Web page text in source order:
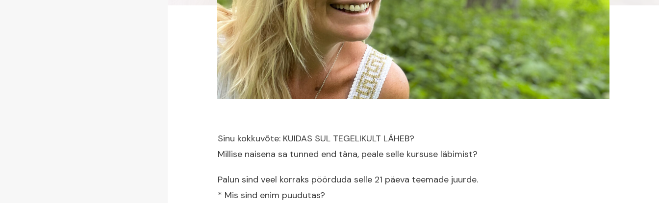
Sinu kokkuvõte: KUIDAS SUL TEGELIKULT LÄHEB?
Millise naisena sa tunned end täna, peale selle kursuse läbimist?
Palun sind veel korraks pöörduda selle 21 päeva teemade juurde.
* Mis sind enim puudutas?